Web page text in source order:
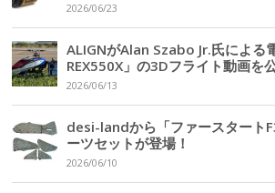
2026/06/23
ALIGNがAlan Szabo Jr.氏による
REX550X」の3Dフライト動画を
2026/06/13
desi-landから「ファースタート
ーツセットが登場！
2026/06/10